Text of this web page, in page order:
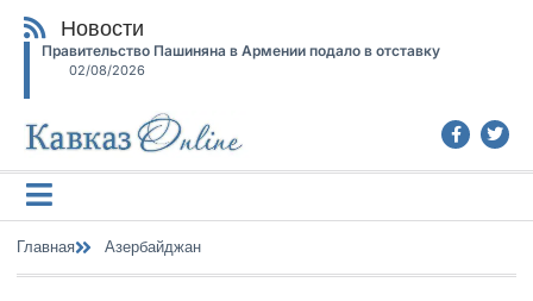
Новости
Правительство Пашиняна в Армении подало в отставку
02/08/2026
Главная Азербайджан